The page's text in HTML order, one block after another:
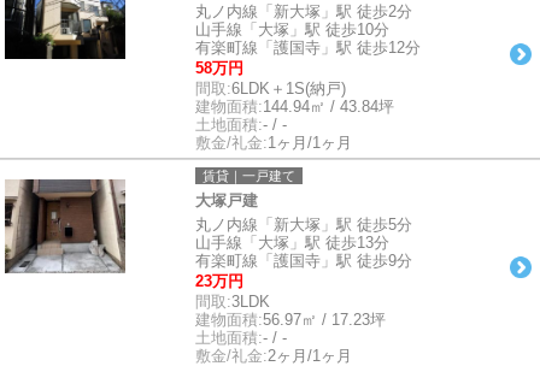
丸ノ内線「新大塚」駅 徒歩2分
山手線「大塚」駅 徒歩10分
有楽町線「護国寺」駅 徒歩12分
58万円
間取:6LDK＋1S(納戸)
建物面積:144.94㎡ / 43.84坪
土地面積:- / -
敷金/礼金:1ヶ月/1ヶ月
賃貸｜一戸建て
大塚戸建
丸ノ内線「新大塚」駅 徒歩5分
山手線「大塚」駅 徒歩13分
有楽町線「護国寺」駅 徒歩9分
23万円
間取:3LDK
建物面積:56.97㎡ / 17.23坪
土地面積:- / -
敷金/礼金:2ヶ月/1ヶ月